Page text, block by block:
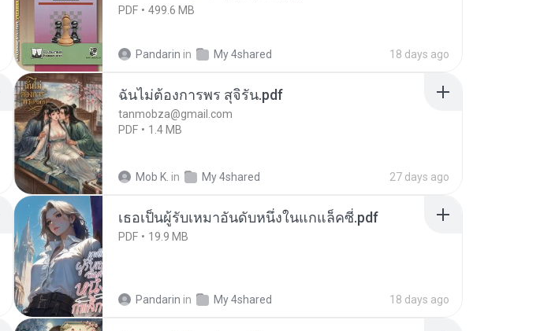
PDF 499.6 MB
Pandarin in My 4shared 18 days ago
ฉันไม่ต้องการพร สุจิรัน.pdf
tanmobza@gmail.com
PDF
1.4 MB
Mob K. in My 4shared 27 days ago
เธอเป็นผู้รับเหมาอันดับหนึ่งในแกแล็คซี่.pdf
PDF 19.9 MB
Pandarin in My 4shared 18 days ago